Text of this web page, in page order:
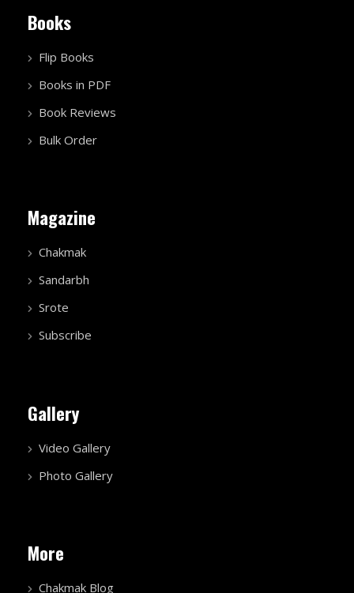
Books
Flip Books
Books in PDF
Book Reviews
Bulk Order
Magazine
Chakmak
Sandarbh
Srote
Subscribe
Gallery
Video Gallery
Photo Gallery
More
Chakmak Blog